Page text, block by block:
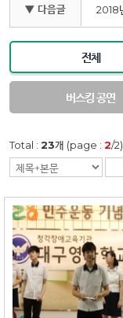
▼ 다음글
전체
버스킹 공연
Total : 23개 (page : 2/2)